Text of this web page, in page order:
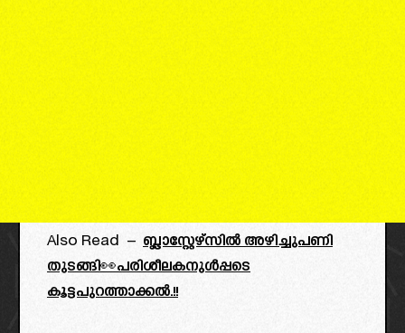
Also Read – ബ്ലാസ്റ്റേഴ്സിൽ അഴിച്ചുപണി
തുടങ്ങി👀പരിശീലകനുൾപ്പടെ
കൂട്ടപുറത്താക്കൽ.!!